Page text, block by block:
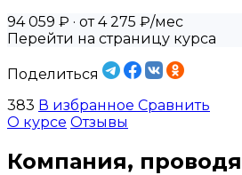
94 059 ₽ · от 4 275 ₽/мес
Перейти на страницу курса
Поделиться
383 В избранное Сравнить
О курсе Отзывы
Компания,